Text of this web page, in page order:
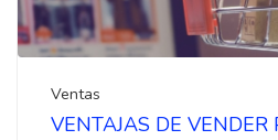
Ventas
VENTAJAS DE VENDER